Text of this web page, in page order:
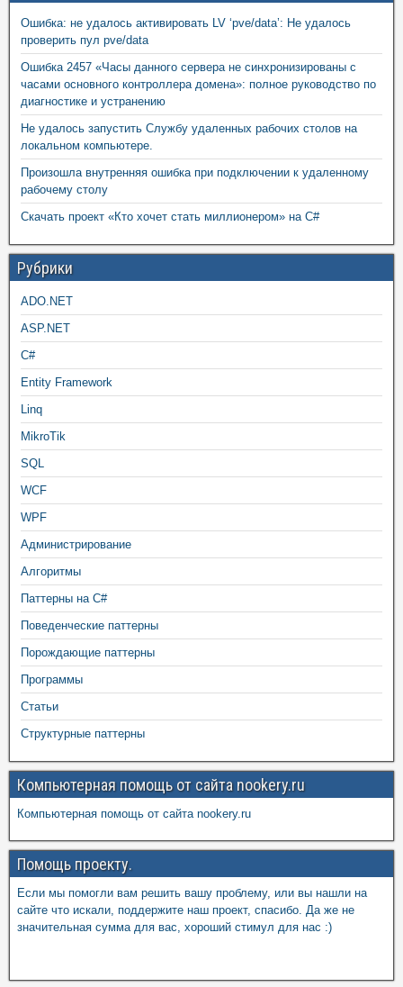
Ошибка: не удалось активировать LV ‘pve/data’: Не удалось
проверить пул pve/data
Ошибка 2457 «Часы данного сервера не синхронизированы с
часами основного контроллера домена»: полное руководство по
диагностике и устранению
Не удалось запустить Службу удаленных рабочих столов на
локальном компьютере.
Произошла внутренняя ошибка при подключении к удаленному
рабочему столу
Скачать проект «Кто хочет стать миллионером» на C#
Рубрики
ADO.NET
ASP.NET
C#
Entity Framework
Linq
MikroTik
SQL
WCF
WPF
Администрирование
Алгоритмы
Паттерны на C#
Поведенческие паттерны
Порождающие паттерны
Программы
Статьи
Структурные паттерны
Компьютерная помощь от сайта nookery.ru
Компьютерная помощь от сайта nookery.ru
Помощь проекту.
Если мы помогли вам решить вашу проблему, или вы нашли на
сайте что искали, поддержите наш проект, спасибо. Да же не
значительная сумма для вас, хороший стимул для нас :)